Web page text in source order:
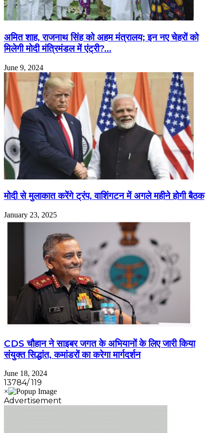
अमित शाह, राजनाथ सिंह को अहम मंत्रालय; इन नए चेहरों को
मिलेगी मोदी मंत्रिमंडल में एंट्री?…
June 9, 2024
मोदी से मुलाकात करेंगे ट्रंप, वाशिंगटन में अगले महीने होगी बैठक
January 23, 2025
CDS चौहान ने साइबर जगत के अभियानों के लिए जारी किया
संयुक्त सिद्धांत, कमांडरों का करेगा मार्गदर्शन
June 18, 2024
13784/ 119
Advertisement